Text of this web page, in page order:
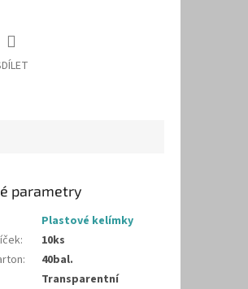
parametry
Plastové kelímky
:
10ks
:
40bal.
Transparentní